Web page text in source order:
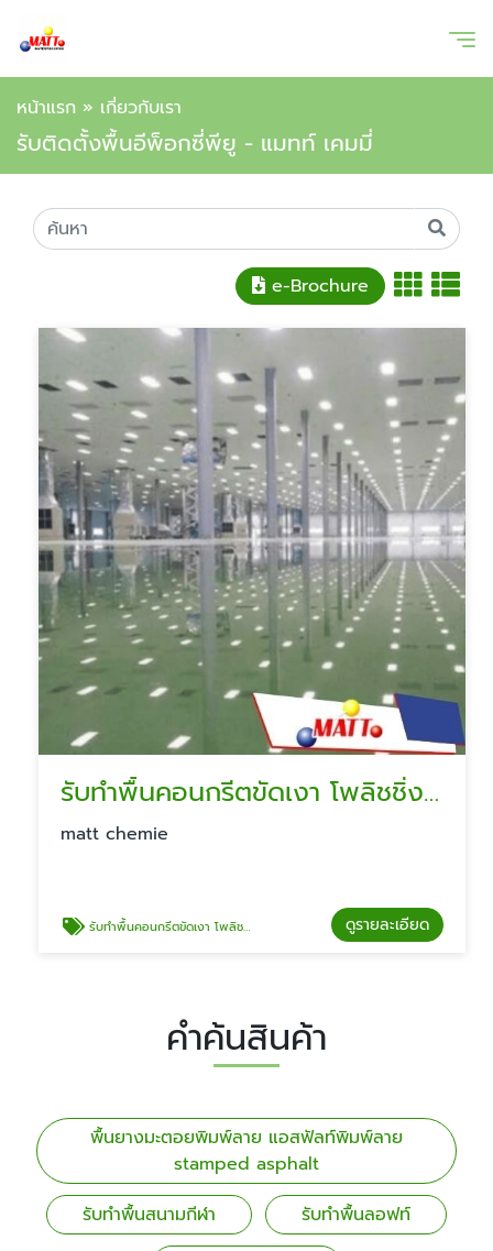
หน้าแรก » เกี่ยวกับเรา
รับติดตั้งพื้นอีพ็อกซี่พียู - แมทท์ เคมมี่
e-Brochure
รับทำพื้นคอนกรีตขัดเงา โพลิชชิ่ง ราคา
matt chemie
รับทำพื้นคอนกรีตขัดเงา โพลิชชิ่ง ราคา ดูรายละเอียด
คำค้นสินค้า
พื้นยางมะตอยพิมพ์ลาย แอสฟัลท์พิมพ์ลาย
stamped asphalt
รับทำพื้นสนามกีฬา
รับทำพื้นลอฟท์